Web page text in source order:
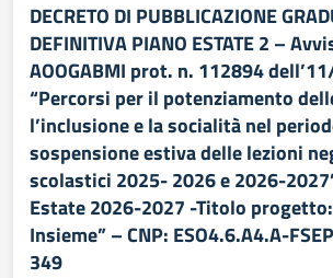
DECRETO DI PUBBLICAZIONE
DEFINITIVA PIANO ESTATE 2 –
AOOGABMI prot. n. 112894
“Percorsi per il potenziamento
l’inclusione e la socialità nel
sospensione estiva delle lezioni
scolastici 2025- 2026 e 2026-
Estate 2026-2027 -Titolo
Insieme” – CNP: ESO4.6.A4.A-
349